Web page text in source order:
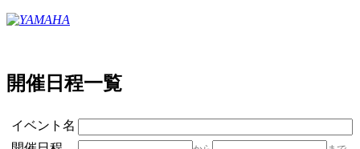
開催日程一覧
イベント名